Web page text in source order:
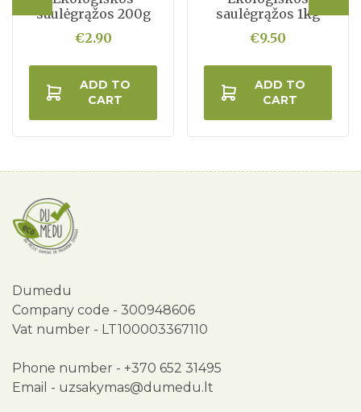
saulėgrąžos 200g
€2.90
ADD TO
CART
saulėgrąžos 1kg
€9.50
ADD TO
CART
Dumedu
Company code - 300948606
Vat number - LT100003367110
Phone number - +370 652 31495
Email - uzsakymas@dumedu.lt